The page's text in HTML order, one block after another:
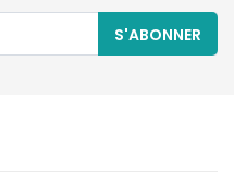
S'ABONNER